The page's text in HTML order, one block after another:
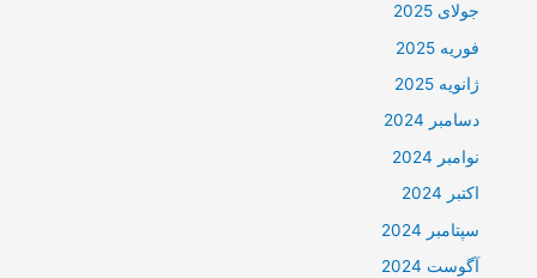
جولای 2025
فوریه 2025
ژانویه 2025
دسامبر 2024
نوامبر 2024
اکتبر 2024
سپتامبر 2024
آگوست 2024